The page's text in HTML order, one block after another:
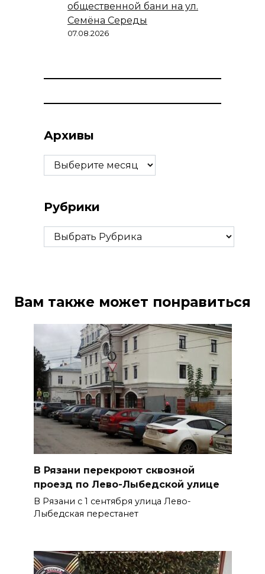
общественной бани на ул.
Семёна Середы
07.08.2026
Архивы
Архивы
Рубрики
Рубрики
Вам также может понравиться
В Рязани перекроют сквозной
проезд по Лево-Лыбедской улице
В Рязани с 1 сентября улица Лево-
Лыбедская перестанет